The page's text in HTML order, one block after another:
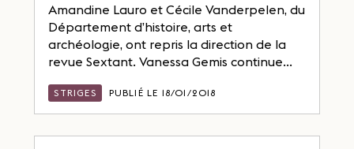
Amandine Lauro et Cécile Vanderpelen, du
Département d’histoire, arts et
archéologie, ont repris la direction de la
revue Sextant. Vanessa Gemis continue...
STRIGES PUBLIÉ LE 18/01/2018